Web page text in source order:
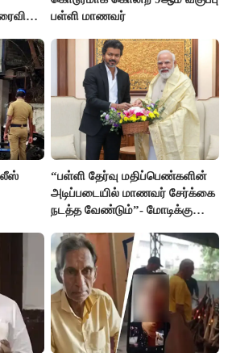
பள்ளி மாணவர்
“பள்ளி தேர்வு மதிப்பெண்களின்
அடிப்படையில் மாணவர் சேர்க்கை
நடத்த வேண்டும்”- மோடிக்கு